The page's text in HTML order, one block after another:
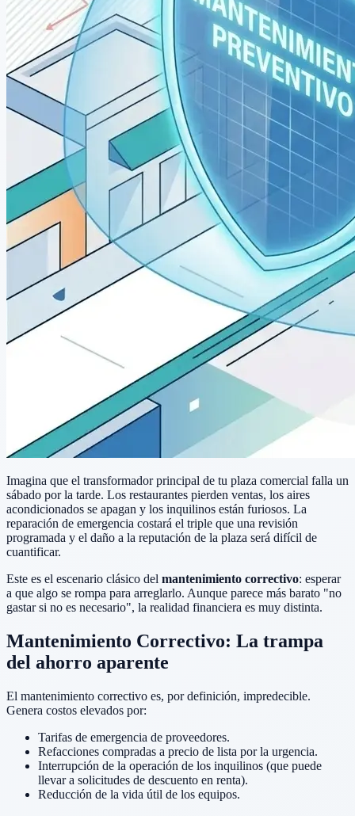
Imagina que el transformador principal de tu plaza comercial falla un
sábado por la tarde. Los restaurantes pierden ventas, los aires
acondicionados se apagan y los inquilinos están furiosos. La
reparación de emergencia costará el triple que una revisión
programada y el daño a la reputación de la plaza será difícil de
cuantificar.
Este es el escenario clásico del mantenimiento correctivo: esperar
a que algo se rompa para arreglarlo. Aunque parece más barato "no
gastar si no es necesario", la realidad financiera es muy distinta.
Mantenimiento Correctivo: La trampa
del ahorro aparente
El mantenimiento correctivo es, por definición, impredecible.
Genera costos elevados por:
Tarifas de emergencia de proveedores.
Refacciones compradas a precio de lista por la urgencia.
Interrupción de la operación de los inquilinos (que puede
llevar a solicitudes de descuento en renta).
Reducción de la vida útil de los equipos.